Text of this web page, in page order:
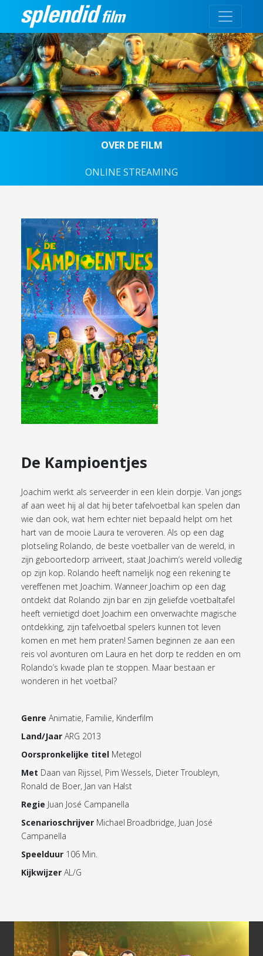
OVER DE FILM
ONLINE STREAMING
De Kampioentjes
Joachim werkt als serveerder in een klein dorpje. Van jongs
af aan weet hij al dat hij beter tafelvoetbal kan spelen dan
wie dan ook, wat hem echter niet bepaald helpt om het
hart van de mooie Laura te veroveren. Als op een dag
plotseling Rolando, de beste voetballer van de wereld, in
zijn geboortedorp arriveert, staat Joachim‘s wereld volledig
op zijn kop. Rolando heeft namelijk nog een rekening te
vereffenen met Joachim. Wanneer Joachim op een dag
ontdekt dat Rolando zijn bar en zijn geliefde voetbaltafel
heeft vernietigd doet Joachim een onverwachte magische
ontdekking, zijn tafelvoetbal spelers kunnen tot leven
komen en met hem praten! Samen beginnen ze aan een
reis vol avonturen om Laura en het dorp te redden en om
Rolando’s kwade plan te stoppen. Maar bestaan er
wonderen in het voetbal?
Genre Animatie, Familie, Kinderfilm
Land/Jaar ARG 2013
Oorspronkelijke titel Metegol
Met Daan van Rijssel, Pim Wessels, Dieter Troubleyn,
Ronald de Boer, Jan van Halst
Regie Juan José Campanella
Scenarioschrijver Michael Broadbridge, Juan José
Campanella
Speelduur 106 Min.
Kijkwijzer AL/G